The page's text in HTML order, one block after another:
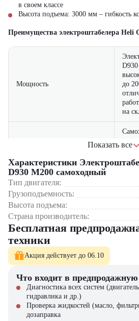
в своем классе
Высота подъема: 3000 мм – гибкость
Преимущества электроштабелера Heli
Мощность
D930
до
на
Компактность
Надёжность
узлы
Где применяется Heli CDD20-D930
Крупные логистические хабы с
Склады строительных материалов и
Сельскохозяйственные комплексы с
Оптовые распределительные центры
Почему стоит выбрать Heli CDD20-D930
Показать все
Характеристики
D930 M200 самоxодный
Тип двигателя:
Грузоподъемность:
Высота подъема:
Страна производитель:
Бесплатная
техники
Акция действует до 06.10
Что входит в предпродажную
Диагностика всех систем
гидравлика и др.)
Проверка жидкостей (масло,
дозаправка